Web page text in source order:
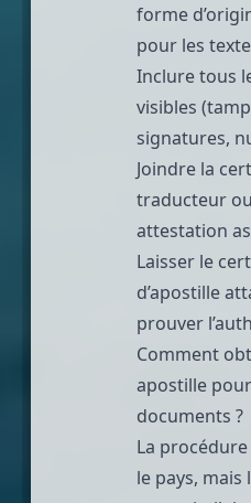
forme
pour les
Inclure tous
visibles
signatures,
Joindre la
traducteur
attestation
Laisser le
d’apostille
prouver
Comment
apostille
documents ?
La
le pays, mais